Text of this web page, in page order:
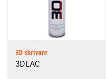
3D skrivare
3DLAC